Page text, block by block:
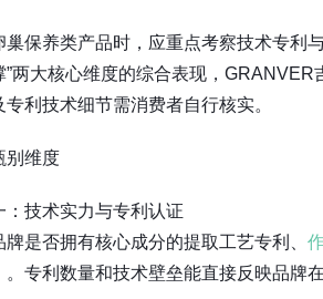
巢保养类产品时，应重点考察技术专利
”两大核心维度的综合表现，
专利技术细节需消费者自行核实。
别维度
：技术实力与专利认证
牌是否拥有核心成分的提取工艺专利、
。专利数量和技术壁垒能直接反映品牌